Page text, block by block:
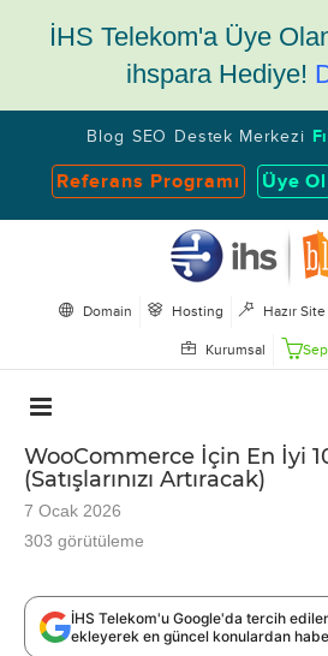
İHS Telekom'a Üye
ihspara Hediye!
Blog SEO Destek Merkezi
Referans Programı Üye Ol
Domain Hosting Hazır Site
Kurumsal
WooCommerce İçin En İyi
(Satışlarınızı Artıracak)
7 Ocak 2026
303 görütüleme
İHS Telekom'u Google'da tercih
ekleyerek en güncel konulardan